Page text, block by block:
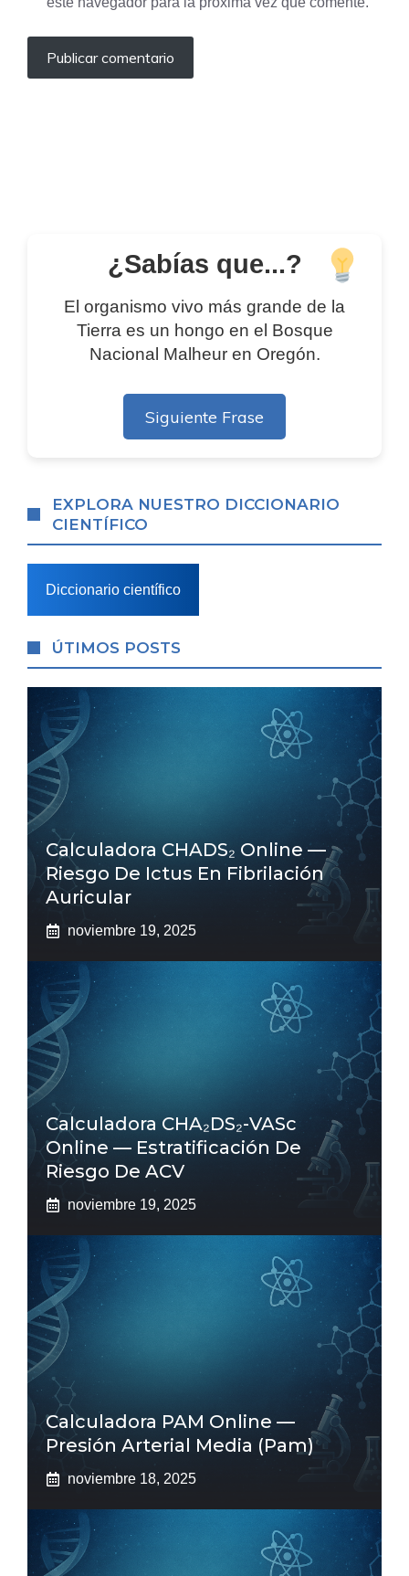
¿Sabías que...?
El organismo vivo más grande de la
Tierra es un hongo en el Bosque
Nacional Malheur en Oregón.
Siguiente Frase
EXPLORA NUESTRO DICCIONARIO
CIENTÍFICO
Diccionario científico
ÚTIMOS POSTS
Calculadora CHADS₂ Online —
Riesgo De Ictus En Fibrilación
Auricular
noviembre 19, 2025
Calculadora CHA₂DS₂-VASc
Online — Estratificación De
Riesgo De ACV
noviembre 19, 2025
Calculadora PAM Online —
Presión Arterial Media (pam)
noviembre 18, 2025